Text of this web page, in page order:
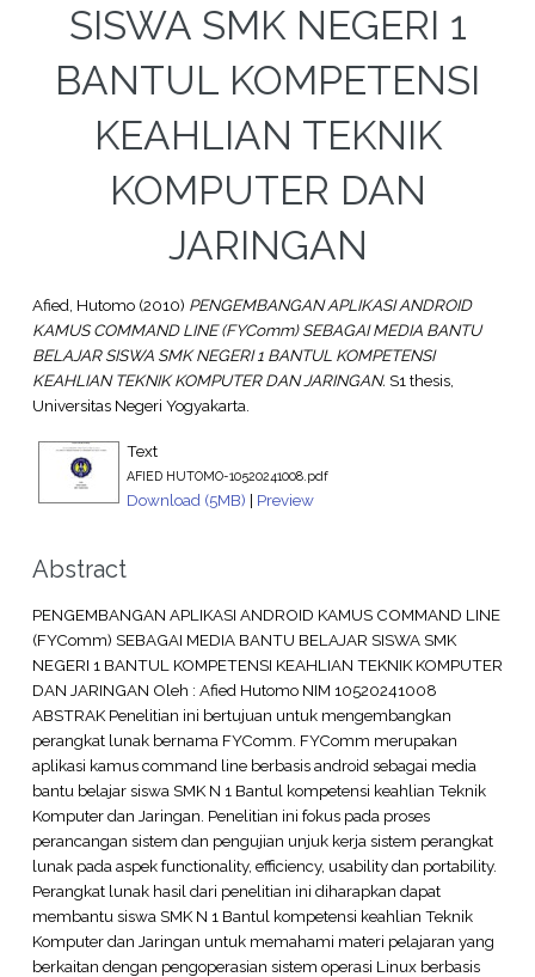
SISWA SMK NEGERI 1
BANTUL KOMPETENSI
KEAHLIAN TEKNIK
KOMPUTER DAN
JARINGAN
Afied, Hutomo(2010) PENGEMBANGAN APLIKASI ANDROID
KAMUS COMMAND LINE (FYComm) SEBAGAI MEDIA BANTU
BELAJAR SISWA SMK NEGERI 1 BANTUL KOMPETENSI
KEAHLIAN TEKNIK KOMPUTER DAN JARINGAN. S1 thesis,
Universitas Negeri Yogyakarta.
Text
AFIED HUTOMO-10520241008.pdf
Download (5MB) | Preview
Abstract
PENGEMBANGAN APLIKASI ANDROID KAMUS COMMAND LINE
(FYComm) SEBAGAI MEDIA BANTU BELAJAR SISWA SMK
NEGERI 1 BANTUL KOMPETENSI KEAHLIAN TEKNIK KOMPUTER
DAN JARINGAN Oleh : Afied Hutomo NIM 10520241008
ABSTRAK Penelitian ini bertujuan untuk mengembangkan
perangkat lunak bernama FYComm. FYComm merupakan
aplikasi kamus command line berbasis android sebagai media
bantu belajar siswa SMK N 1 Bantul kompetensi keahlian Teknik
Komputer dan Jaringan. Penelitian ini fokus pada proses
perancangan sistem dan pengujian unjuk kerja sistem perangkat
lunak pada aspek functionality, efficiency, usability dan portability.
Perangkat lunak hasil dari penelitian ini diharapkan dapat
membantu siswa SMK N 1 Bantul kompetensi keahlian Teknik
Komputer dan Jaringan untuk memahami materi pelajaran yang
berkaitan dengan pengoperasian sistem operasi Linux berbasis